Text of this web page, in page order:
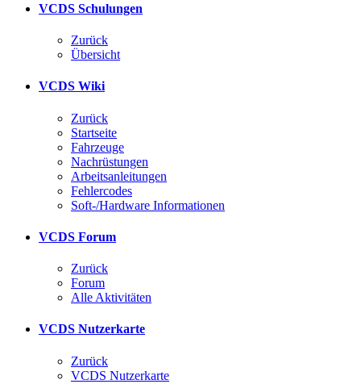
VCDS Schulungen
Zurück
Übersicht
VCDS Wiki
Zurück
Startseite
Fahrzeuge
Nachrüstungen
Arbeitsanleitungen
Fehlercodes
Soft-/Hardware Informationen
VCDS Forum
Zurück
Forum
Alle Aktivitäten
VCDS Nutzerkarte
Zurück
VCDS Nutzerkarte